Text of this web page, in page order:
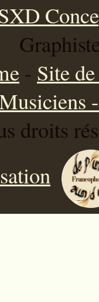
- Site
droits